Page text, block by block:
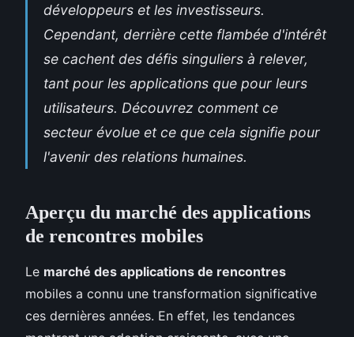
développeurs et les investisseurs.
Cependant, derrière cette flambée d'intérêt
se cachent des défis singuliers à relever,
tant pour les applications que pour leurs
utilisateurs. Découvrez comment ce
secteur évolue et ce que cela signifie pour
l'avenir des relations humaines.
Aperçu du marché des applications
de rencontres mobiles
Le marché des applications de rencontres
mobiles a connu une transformation significative
ces dernières années. En effet, les tendances